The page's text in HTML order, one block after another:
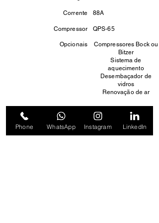
Corrente 88A
Compressor QPS-65
Opcionais
Compressores Bock ou
Bitzer
Sistema de
aquecimento
Desembaçador de
vidros
Renovação de ar
<< Anterior Próximo >>
Phone WhatsApp Instagram LinkedIn